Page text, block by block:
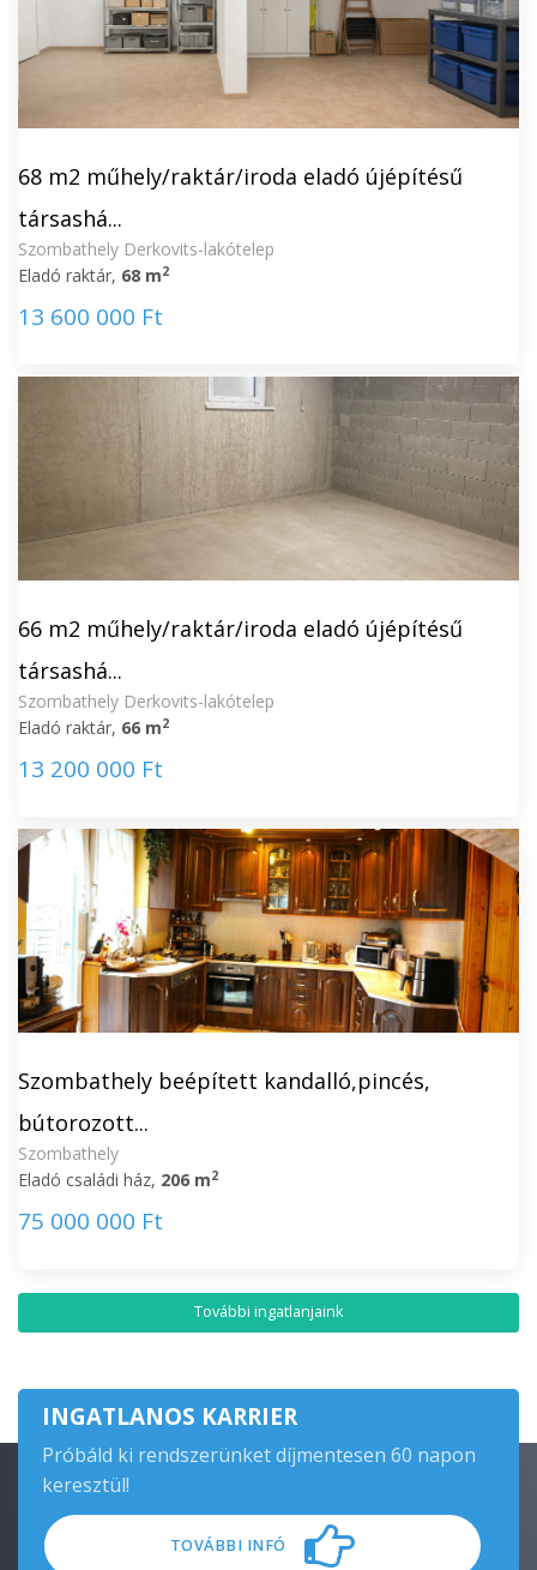
68 m2 műhely/raktár/iroda eladó újépítésű
társashá...
Szombathely Derkovits-lakótelep
Eladó raktár, 68 m2
13 600 000 Ft
66 m2 műhely/raktár/iroda eladó újépítésű
társashá...
Szombathely Derkovits-lakótelep
Eladó raktár, 66 m2
13 200 000 Ft
Szombathely beépített kandalló,pincés,
bútorozott...
Szombathely
Eladó családi ház, 206 m2
75 000 000 Ft
További ingatlanjaink
INGATLANOS KARRIER
Próbáld ki rendszerünket díjmentesen 60 napon
keresztül!
TOVÁBBI INFÓ